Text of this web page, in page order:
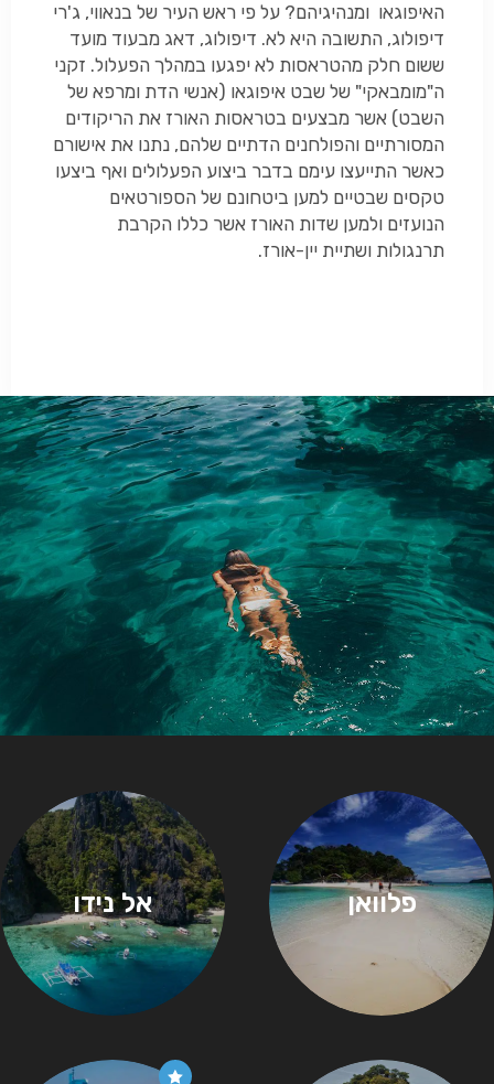
האיפוגאו ומנהיגיהם? על פי ראש העיר של בנאווי, ג'רי
דיפולוג, התשובה היא לא. דיפולוג, דאג מבעוד מועד
ששום חלק מהטראסות לא יפגעו במהלך הפעלול. זקני
ה"מומבאקי" של שבט איפוגאו (אנשי הדת ומרפא של
השבט) אשר מבצעים בטראסות האורז את הריקודים
המסורתיים והפולחנים הדתיים שלהם, נתנו את אישורם
כאשר התייעצו עימם בדבר ביצוע הפעלולים ואף ביצעו
טקסים שבטיים למען ביטחונם של הספורטאים
הנועזים ולמען שדות האורז אשר כללו הקרבת
תרנגולות ושתיית יין-אורז.
פלוואן אל נידו